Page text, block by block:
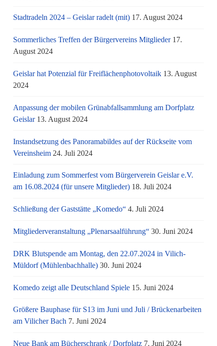
Stadtradeln 2024 – Geislar radelt (mit) 17. August 2024
Sommerliches Treffen der Bürgervereins Mitglieder 17.
August 2024
Geislar hat Potenzial für Freiflächenphotovoltaik 13. August
2024
Anpassung der mobilen Grünabfallsammlung am Dorfplatz
Geislar 13. August 2024
Instandsetzung des Panoramabildes auf der Rückseite vom
Vereinsheim 24. Juli 2024
Einladung zum Sommerfest vom Bürgerverein Geislar e.V.
am 16.08.2024 (für unsere Mitglieder) 18. Juli 2024
Schließung der Gaststätte „Komedo“ 4. Juli 2024
Mitgliederveranstaltung „Plenarsaalführung“ 30. Juni 2024
DRK Blutspende am Montag, den 22.07.2024 in Vilich-
Müldorf (Mühlenbachhalle) 30. Juni 2024
Komedo zeigt alle Deutschland Spiele 15. Juni 2024
Größere Bauphase für S13 im Juni und Juli / Brü­cken­ar­bei­ten
am Vi­li­cher Bach 7. Juni 2024
Neue Bank am Bücherschrank / Dorfplatz 7. Juni 2024